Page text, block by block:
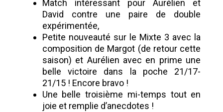
Match intéressant pour Aurélien et
David contre une paire de double
expérimentée,
Petite nouveauté sur le Mixte 3 avec la
composition de Margot (de retour cette
saison) et Aurélien avec en prime une
belle victoire dans la poche 21/17-
21/15 ! Encore bravo !
Une belle troisième mi-temps tout en
joie et remplie d’anecdotes !